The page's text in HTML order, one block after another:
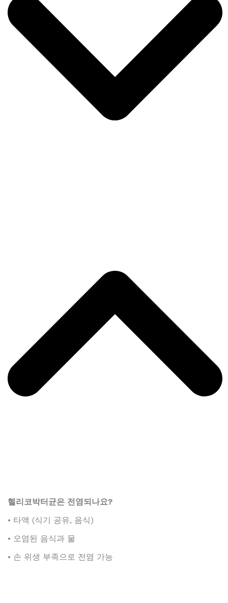
헬리코박터균은 전염되나요?
• 타액 (식기 공유, 음식)
• 오염된 음식과 물
• 손 위생 부족으로 전염 가능